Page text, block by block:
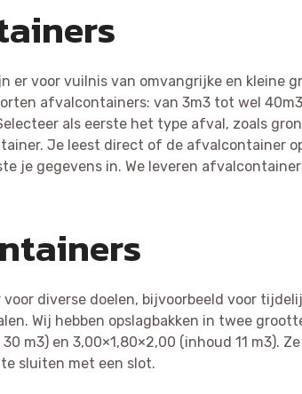
er voor vuilnis van omvangrijke en kleine
afvalcontainers: van 3m3 tot wel
als eerste het type afval, zoals
Je leest direct of de afvalcontainer
je gegevens in. We leveren
diverse doelen, bijvoorbeeld voor
Wij hebben opslagbakken in twee
m3) en 3,00×1,80×2,00 (inhoud 11 m3).
sluiten met een slot.